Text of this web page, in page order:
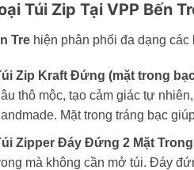
Túi Zip Tại VPP Bến
Trehiện phân phối đa dạng các
Zip Kraft Đứng (mặt trong
thô mộc, tạo cảm giác tự
Mặt trong tráng bạc
Zipper Đáy Đứng 2 Mặt
mà không cần mở túi. Đáy